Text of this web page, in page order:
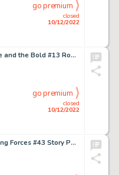
closed
10/12/2022
go premium
Russ Heath The Brave and the Bold #13 Robin Hood Story Page 2 Original Art (DC, 1957). ...
closed
10/12/2022
go premium
Russ Heath Our Fighting Forces #43 Story Page 3 Original Art (DC, 1959)....